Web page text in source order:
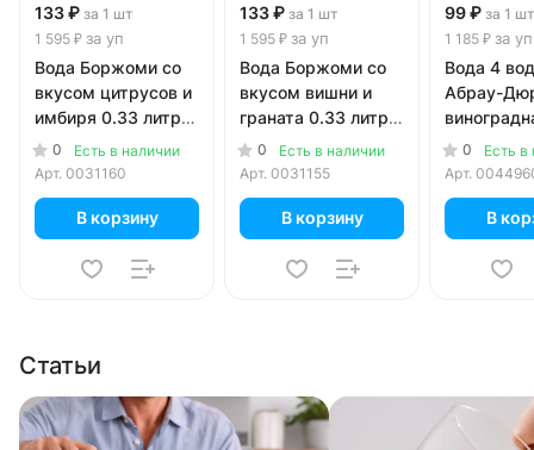
133 ₽ за 1 шт
1 595 ₽ за уп
Вода Боржоми со
вкусом цитрусов и
имбиря 0.33 литра,
газ, ж/б, 12 шт. в
уп.
0
Есть в наличии
Арт. 0031160
В корзину
133 ₽ за 1 шт
1 595 ₽ за уп
Вода Боржоми со
вкусом вишни и
граната 0.33 литра,
газ, ж/б, 12 шт. в
уп.
0
Есть в наличии
Арт. 0031155
В корзину
99 ₽ за 1 шт
1 185 ₽ за уп
Вода 4
Абрау-
литра,
шт. в уп.
0
Есть в
Арт.
В
Статьи